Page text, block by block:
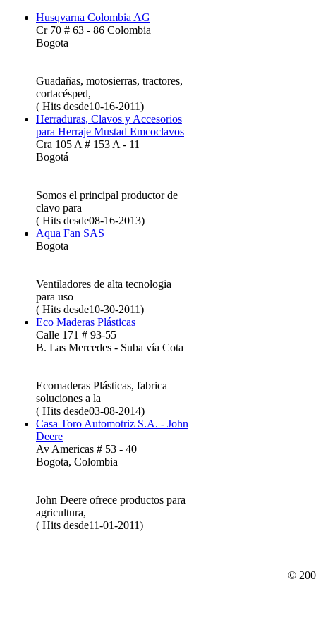
Husqvarna Colombia AG
Cr 70 # 63 - 86 Colombia
Bogota
Guadañas, motosierras, tractores,
cortacésped,
( Hits desde10-16-2011)
Herraduras, Clavos y Accesorios
para Herraje Mustad Emcoclavos
Cra 105 A # 153 A - 11
Bogotá
Somos el principal productor de
clavo para
( Hits desde08-16-2013)
Aqua Fan SAS
Bogota
Ventiladores de alta tecnologia
para uso
( Hits desde10-30-2011)
Eco Maderas Plásticas
Calle 171 # 93-55
B. Las Mercedes - Suba vía Cota
Ecomaderas Plásticas, fabrica
soluciones a la
( Hits desde03-08-2014)
Casa Toro Automotriz S.A. - John
Deere
Av Americas # 53 - 40
Bogota, Colombia
John Deere ofrece productos para
agricultura,
( Hits desde11-01-2011)
©